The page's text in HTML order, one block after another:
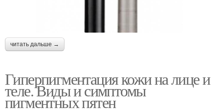
читать дальше →
Гиперпигментация кожи на лице и
теле. Виды и симптомы
пигментных пятен